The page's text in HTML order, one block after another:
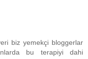
biz yemekçi bloggerlar
bu terapiyi dahi